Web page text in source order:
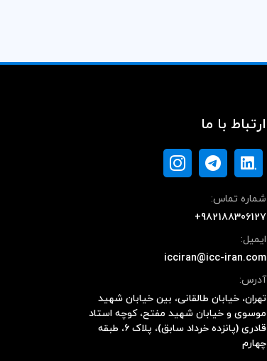
ارتباط با ما
شماره تماس:
+982188306127
ایمیل:
icciran@icc-iran.com
آدرس:
تهران، خیابان طالقانی، بین خیابان شهید
موسوی و خیابان شهید مفتح، کوچه استاد
قادری (پانزده خرداد سابق)، پلاک ۶، طبقه
چهارم